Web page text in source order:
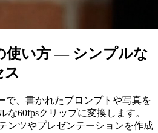
ス
な60fpsクリップに変換します。
ンツやプレゼンテーションを作成
DeepMindプラットフォームは制